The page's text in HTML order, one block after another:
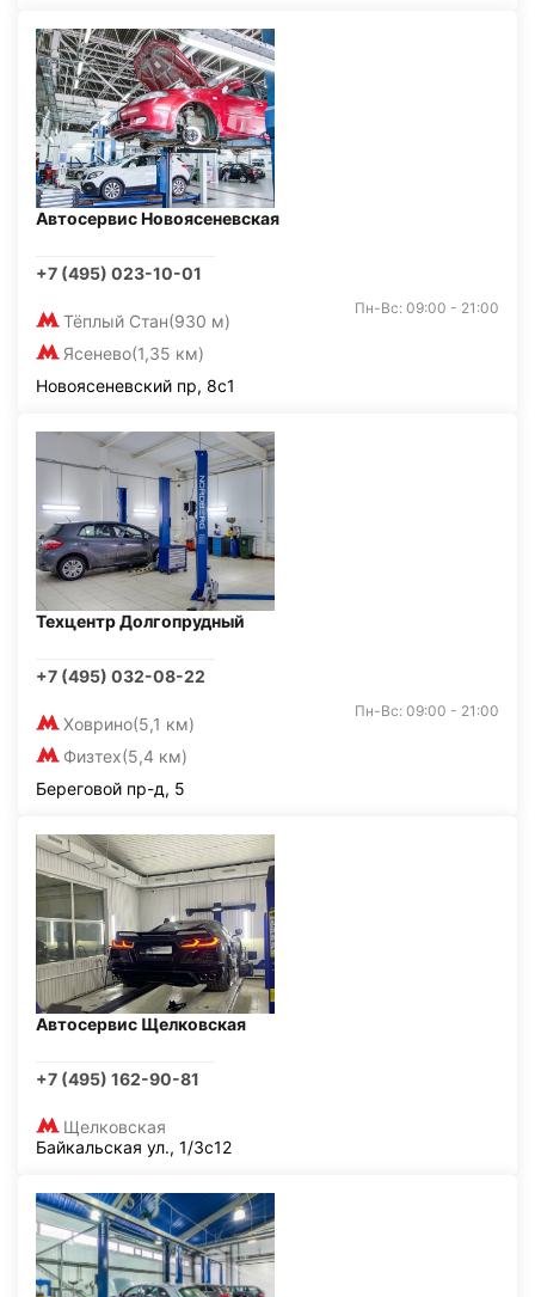
Автосервис Новоясеневская
+7 (495) 023-10-01
Тёплый Стан(930 м)
Ясенево(1,35 км)
Пн-Вс: 09:00 - 21:00
Новоясеневский пр, 8с1
Техцентр Долгопрудный
+7 (495) 032-08-22
Ховрино(5,1 км)
Физтех(5,4 км)
Пн-Вс: 09:00 - 21:00
Береговой пр-д, 5
Автосервис Щелковская
+7 (495) 162-90-81
Щелковская
Байкальская ул., 1/3с12